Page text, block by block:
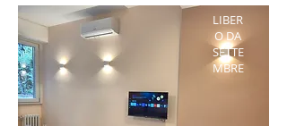
LIBER
O DA
SETTE
MBRE